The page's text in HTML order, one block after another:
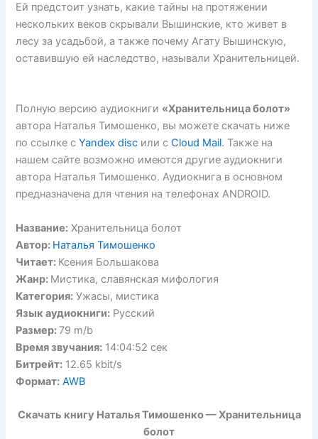
Ей предстоит узнать, какие тайны на протяжении
нескольких веков скрывали Вышинские, кто живет в
лесу за усадьбой, а также почему Агату Вышинскую,
оставившую ей наследство, называли Хранительницей.
Полную версию аудиокниги «Хранительница болот»
автора Наталья Тимошенко, вы можете скачать ниже
по ссылке сYandex disc или сCloud Mail. Также на
нашем сайте возможно имеются другие аудиокниги
автора Наталья Тимошенко. Аудиокнига в основном
предназначена для чтения на телефонах ANDROID.
Название: Хранительница болот
Автор: Наталья Тимошенко
Читает: Ксения Большакова
Жанр: Мистика, славянская мифология
Категория: Ужасы, мистика
Язык аудиокниги: Русский
Размер: 79 m/b
Время звучания: 14:04:52 сек
Битрейт: 12.65 kbit/s
Формат: AWB
Скачать книгу Наталья Тимошенко — Хранительница
болот